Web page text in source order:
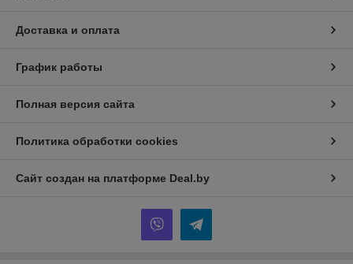
Доставка и оплата
График работы
Полная версия сайта
Политика обработки cookies
Сайт создан на платформе Deal.by